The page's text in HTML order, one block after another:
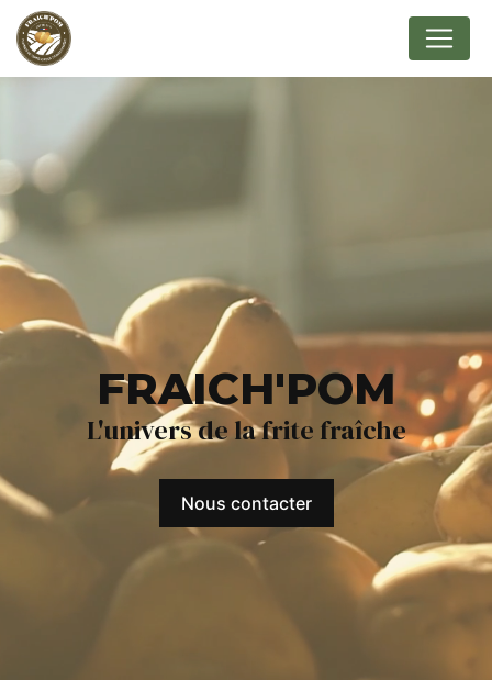
FRAICH'POM
L'univers de la frite fraîche
Nous contacter
Panneau de gestion des cookies